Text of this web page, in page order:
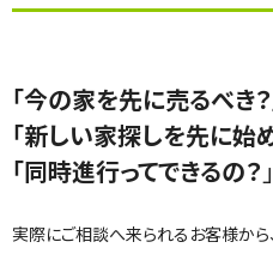
「今の家を先に売るべき？
「新しい家探しを先に始め
「同時進行ってできるの？ 」
実際にご相談へ来られるお客様から